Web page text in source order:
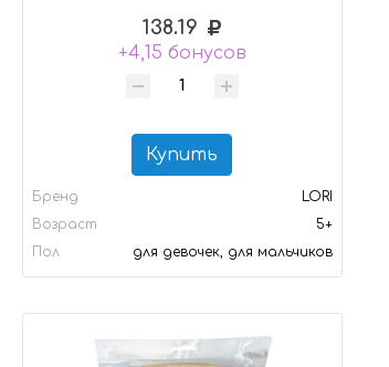
138.19
+4,15 бонусов
Купить
Бренд
LORI
Возраст
5+
Пол
для девочек, для мальчиков